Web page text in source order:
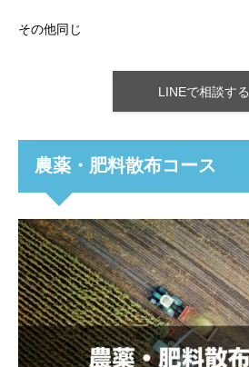
その他同じ
LINEで相談する
農薬・肥料散布コース